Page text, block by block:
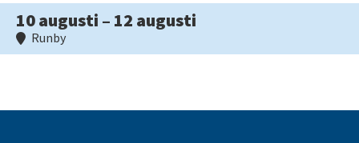
10 augusti – 12 augusti
Runby